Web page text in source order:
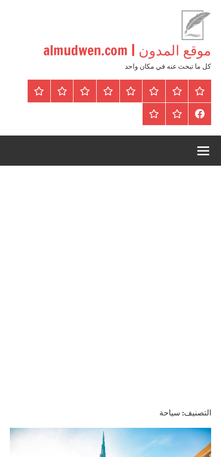
المحتوى
موقع المدون | almudwen.com
كل ما تبحث عنه في مكان واحد
الرئيسيةالمواضيعوظائف
محلية
/
دولية
عقارات Blog
من
اتصل
سياسة
FaceBookعقارات
للبيع
أرشيف
موقع
التصنيف: سياحة